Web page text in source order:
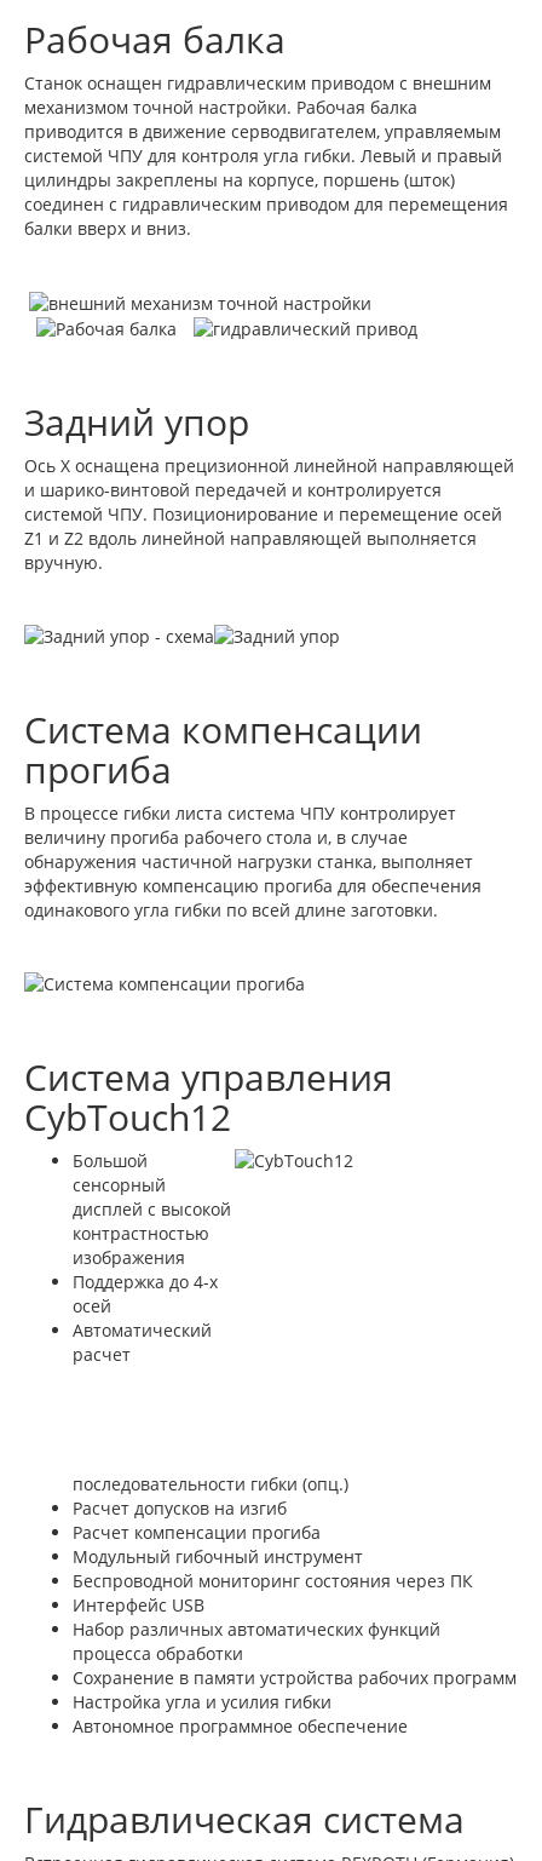
Рабочая балка
Станок оснащен гидравлическим приводом с внешним
механизмом точной настройки. Рабочая балка
приводится в движение серводвигателем, управляемым
системой ЧПУ для контроля угла гибки. Левый и правый
цилиндры закреплены на корпусе, поршень (шток)
соединен с гидравлическим приводом для перемещения
балки вверх и вниз.
Задний упор
Ось Х оснащена прецизионной линейной направляющей
и шарико-винтовой передачей и контролируется
системой ЧПУ. Позиционирование и перемещение осей
Z1 и Z2 вдоль линейной направляющей выполняется
вручную.
Система компенсации
прогиба
В процессе гибки листа система ЧПУ контролирует
величину прогиба рабочего стола и, в случае
обнаружения частичной нагрузки станка, выполняет
эффективную компенсацию прогиба для обеспечения
одинакового угла гибки по всей длине заготовки.
Система управления
CybTouch12
Большой
сенсорный
дисплей с высокой
контрастностью
изображения
Поддержка до 4-х
осей
Автоматический
расчет
последовательности гибки (опц.)
Расчет допусков на изгиб
Расчет компенсации прогиба
Модульный гибочный инструмент
Беспроводной мониторинг состояния через ПК
Интерфейс USB
Набор различных автоматических функций
процесса обработки
Сохранение в памяти устройства рабочих программ
Настройка угла и усилия гибки
Автономное программное обеспечение
Гидравлическая система